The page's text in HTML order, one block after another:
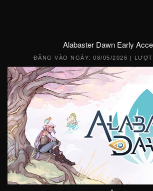
Alabaster Dawn Early
ĐĂNG VÀO NGÀY:08/05/2026 |